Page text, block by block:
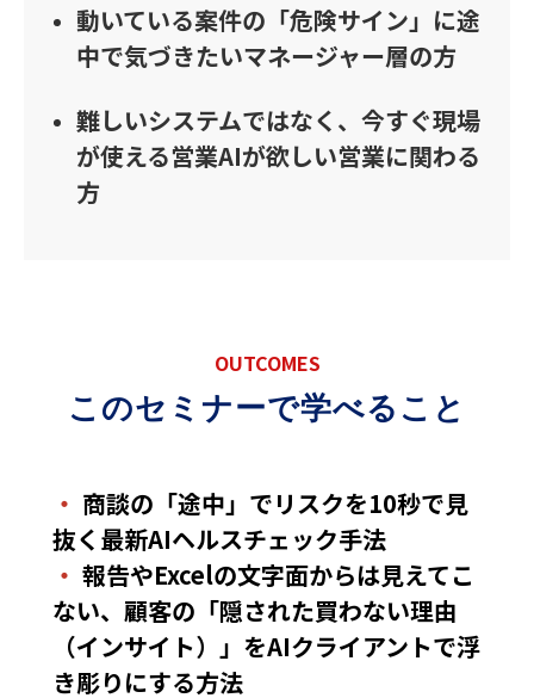
動いている案件の「危険サイン」に途
中で気づきたいマネージャー層の方
難しいシステムではなく、今すぐ現場
が使える営業AIが欲しい営業に関わる
方
OUTCOMES
このセミナーで学べること
・ 商談の「途中」でリスクを10秒で見
抜く最新AIヘルスチェック手法
・ 報告やExcelの文字面からは見えてこ
ない、顧客の「隠された買わない理由
（インサイト）」をAIクライアントで浮
き彫りにする方法